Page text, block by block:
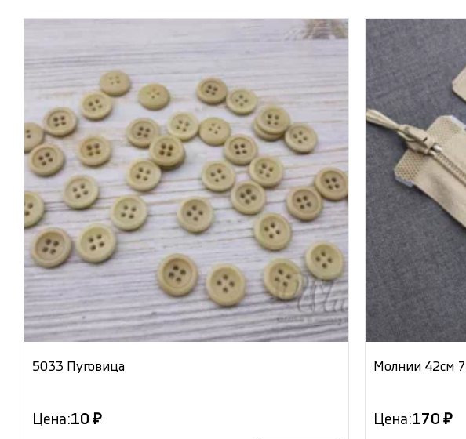
5033 Пуговица
Цена:10 ₽
Молнии 42см
Цена:170 ₽